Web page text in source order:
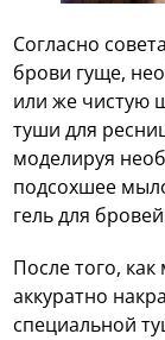
Согласно
брови гуще,
или же чистую
туши для
моделируя
подсохшее
гель для
После того,
аккуратно
специальной